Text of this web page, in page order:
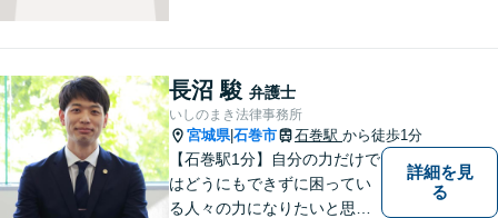
長沼 駿 弁護士
いしのまき法律事務所
宮城県|石巻市 石巻駅 から徒歩1分
【石巻駅1分】自分の力だけで
はどうにもできずに困ってい
る人々の力になりたいと思い
詳細を見
る